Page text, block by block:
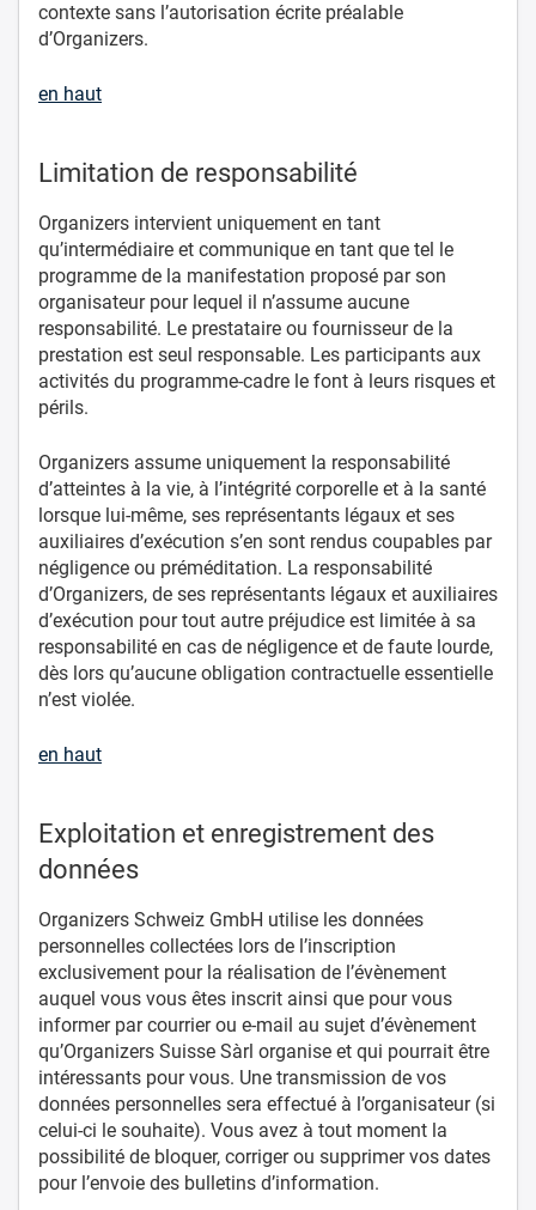
contexte sans l’autorisation écrite préalable
d’Organizers.
en haut
Limitation de responsabilité
Organizers intervient uniquement en tant
qu’intermédiaire et communique en tant que tel le
programme de la manifestation proposé par son
organisateur pour lequel il n’assume aucune
responsabilité. Le prestataire ou fournisseur de la
prestation est seul responsable. Les participants aux
activités du programme-cadre le font à leurs risques et
périls.
Organizers assume uniquement la responsabilité
d’atteintes à la vie, à l’intégrité corporelle et à la santé
lorsque lui-même, ses représentants légaux et ses
auxiliaires d’exécution s’en sont rendus coupables par
négligence ou préméditation. La responsabilité
d’Organizers, de ses représentants légaux et auxiliaires
d’exécution pour tout autre préjudice est limitée à sa
responsabilité en cas de négligence et de faute lourde,
dès lors qu’aucune obligation contractuelle essentielle
n’est violée.
en haut
Exploitation et enregistrement des
données
Organizers Schweiz GmbH utilise les données
personnelles collectées lors de l’inscription
exclusivement pour la réalisation de l’évènement
auquel vous vous êtes inscrit ainsi que pour vous
informer par courrier ou e-mail au sujet d’évènement
qu’Organizers Suisse Sàrl organise et qui pourrait être
intéressants pour vous. Une transmission de vos
données personnelles sera effectué à l’organisateur (si
celui-ci le souhaite). Vous avez à tout moment la
possibilité de bloquer, corriger ou supprimer vos dates
pour l’envoie des bulletins d’information.